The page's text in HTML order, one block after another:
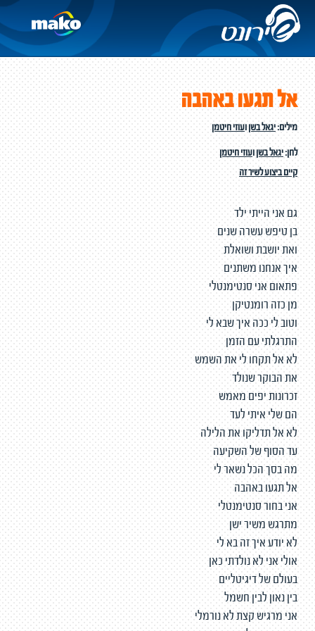
אל תגעו באהבה
מילים:יגאל בשןועוזי חיטמן
לחן:יגאל בשןועוזי חיטמן
קיים ביצוע לשיר זה
גם אני הייתי ילד
בן טיפש עשרה שנים
ואת יושבת ושואלת
איך אנחנו משתנים
פתאום אני סנטימנטלי
מן כזה רומנטיקן
וטוב לי ככה איך שבא לי
התרגלתי עם הזמן
לא אל תקחו לי את השמש
את הבוקר שנולד
זכרונות יפים מאמש
הם שלי איתי לעד
לא אל תדליקו את הלילה
עד הסוף של השקיעה
מה בסך הכל נשאר לי
אל תגעו באהבה
אני בחור סנטימנטלי
מתרגש משיר ישן
לא יודע איך זה בא לי
אולי אני לא נולדתי כאן
בעולם של דיגיטליים
בין נאון לבין חשמל
אני מרגיש קצת לא נורמלי